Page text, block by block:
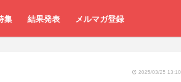
集 結果発表 メルマガ登録
2025/03/25 13:10